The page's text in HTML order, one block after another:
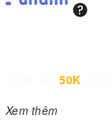
50K
Xem thêm